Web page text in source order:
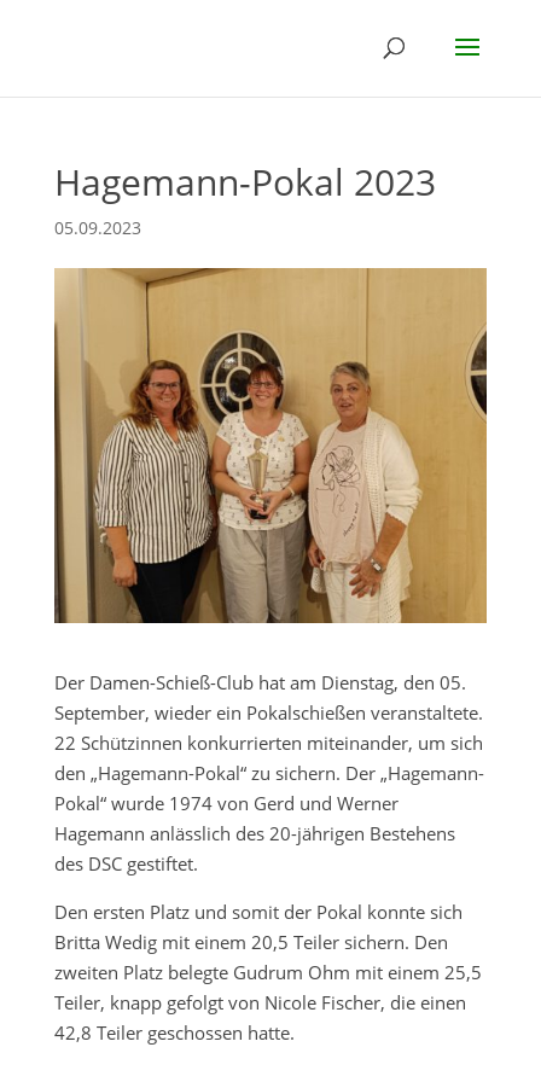
Hagemann-Pokal 2023
05.09.2023
Der Damen-Schieß-Club hat am Dienstag, den 05.
September, wieder ein Pokalschießen veranstaltete.
22 Schützinnen konkurrierten miteinander, um sich
den „Hagemann-Pokal“ zu sichern. Der „Hagemann-
Pokal“ wurde 1974 von Gerd und Werner
Hagemann anlässlich des 20-jährigen Bestehens
des DSC gestiftet.
Den ersten Platz und somit der Pokal konnte sich
Britta Wedig mit einem 20,5 Teiler sichern. Den
zweiten Platz belegte Gudrum Ohm mit einem 25,5
Teiler, knapp gefolgt von Nicole Fischer, die einen
42,8 Teiler geschossen hatte.